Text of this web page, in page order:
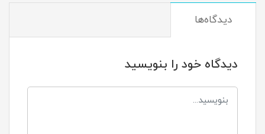
دیدگاه‌ها
دیدگاه خود را بنویسید